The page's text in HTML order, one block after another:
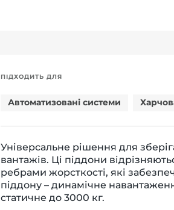
ПІДХОДИТЬ ДЛЯ
Автоматизовані системи
Універсальне рішення для
вантажів. Ці піддони
ребрами жорсткості, які
піддону – динамічне
статичне до 3000 кг.